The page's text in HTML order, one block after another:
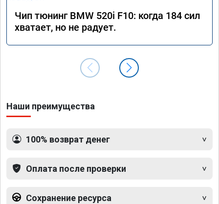
Чип тюнинг BMW 520i F10: когда 184 сил
хватает, но не радует.
Наши преимущества
100% возврат денег
Оплата после проверки
Сохранение ресурса